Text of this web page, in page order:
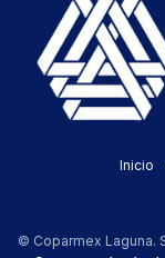
Inicio
© Coparmex Laguna.